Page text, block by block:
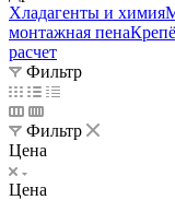
Хладагенты и химия
монтажная пена
расчет
Фильтр
Фильтр
Цена
Цена